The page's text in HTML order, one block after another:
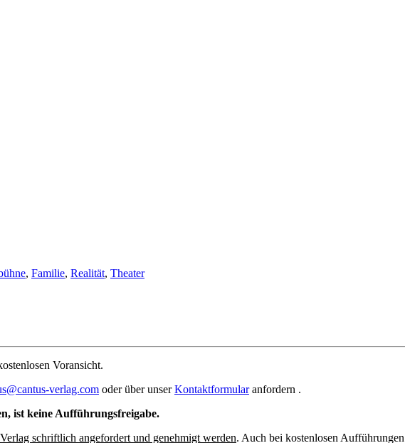
, Familie, Realität, Theater
Voransicht.
verlag.com oder über unserKontaktformularanfordern .
ist keine Aufführungsfreigabe.
schriftlich angefordert und genehmigt werden. Auch bei kostenlosen